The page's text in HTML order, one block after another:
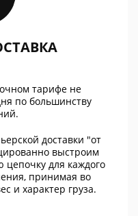
тарифе не
по большинству
доставки "от
выстроим
цепочку для каждого
принимая во
и характер груза.